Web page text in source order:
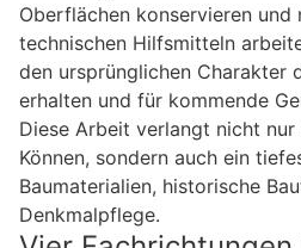
Oberflächen konservieren und
technischen Hilfsmitteln
den ursprünglichen Charakter
erhalten und für kommende
Diese Arbeit verlangt nicht
Können, sondern auch ein
Baumaterialien, historische
Denkmalpflege.